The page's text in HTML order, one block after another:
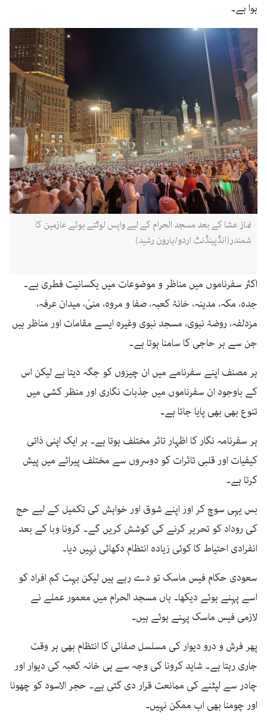
ہوا ہے۔
نماز عشا کے بعد مسجد الحرام کے لیے واپس لوٹتے ہوئے عازمین کا
شمندر(انڈپینڈنٹ اردو/ہارون رشید)
اکثر سفرناموں میں مناظر و موضوعات میں یکسانیت فطری ہے۔
جدہ، مکہ، مدینہ، خانۂ کعبہ، صفا و مروہ، منیٰ، میدان عرفہ،
مزدلفہ، روضۂ نبوی، مسجد نبوی وغیرہ ایسے مقامات اور مناظر ہیں
جن سے ہر حاجی کا سامنا ہوتا ہے۔
ہر مصنف اپنے سفرنامے میں ان چیزوں کو جگہ دیتا ہے لیکن اس
کے باوجود ان سفرناموں میں جذبات نگاری اور منظر کشی میں
تنوع بھی بھی پایا جاتا ہے۔
ہر سفرنامہ نگار کا اظہار تاثر مختلف ہوتا ہے۔ ہر ایک اپنی ذاتی
کیفیات اور قلبی تاثرات کو دوسروں سے مختلف پیرائے میں پیش
کرتا ہے۔
بس یہی سوچ کر اور اپنے شوق اور خواہش کی تکمیل کے لیے حج
کی روداد کو تحریر کرنے کی کوشش کریں گے۔ کرونا وبا کے بعد
انفرادی احتیاط کا کوئی زیادہ انتظام دکھائی نہیں دیا۔
سعودی حکام فیس ماسک تو دے رہے ہیں لیکن بہت کم افراد کو
اسے پہنے ہوئے دیکھا۔ ہاں مسجد الحرام میں معمور عملے نے
لازمی فیس ماسک پہنے ہوئے ہیں۔
پھر فرش و درو دیوار کی مسلسل صفائی کا انتظام بھی ہر وقت
جاری رہتا ہے۔ شاید کرونا کی وجہ سے ہی خانہ کعبہ کی دیوار اور
چادر سے لپٹنے کی ممانعت قرار دی گئی ہے۔ حجر الاسود کو چھونا
اور چومنا بھی اب ممکن نہیں۔